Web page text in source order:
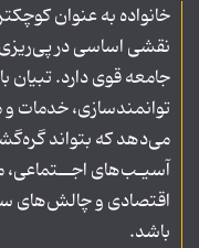
خانواده به عنوان
نقشی اساسی در
جامعه قوی دارد. تبیان
توانمندسازی، خدمات و
می‌دهد که بتواند
آسیـب‌های
اقتصادی و چالش‌های
باشد.